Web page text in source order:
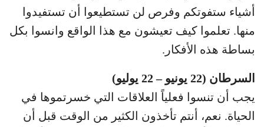
أشياء ستفوتكم وفرص لن تستطيعوا أن تستفيدوا
منها. تعلموا كيف تعيشون مع هذا الواقع وانسوا بكل
بساطة هذه الأفكار.
السرطان (22 يونيو – 22 يوليو)
يجب أن تنسوا فعلياً العلاقات التي خسرتموها في
الحياة. نعم، أنتم تأخذون الكثير من الوقت قبل أن